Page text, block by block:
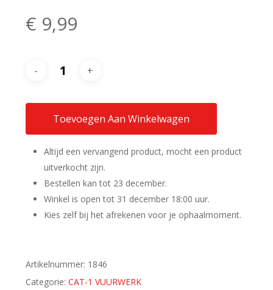
€ 9,99
Toevoegen Aan Winkelwagen
Altijd een vervangend product, mocht een product
uitverkocht zijn.
Bestellen kan tot 23 december.
Winkel is open tot 31 december 18:00 uur.
Kies zelf bij het afrekenen voor je ophaalmoment.
Artikelnummer: 1846
Categorie: CAT-1 VUURWERK